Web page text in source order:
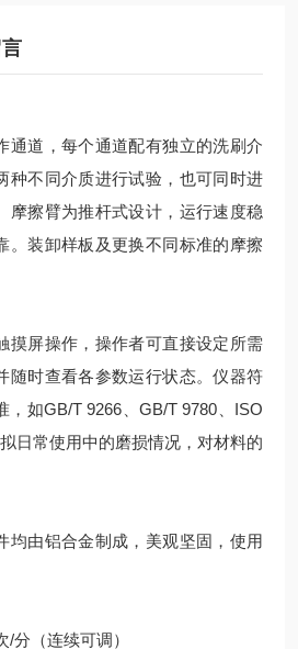
道，每个通道配有独立的洗刷介
种不同介质进行试验，也可同时进
摩擦臂为推杆式设计，运行速度稳
。装卸样板及更换不同标准的摩擦
屏操作，操作者可直接设定所需
随时查看各参数运行状态。仪器符
，如GB/T 9266、GB/T 9780、ISO
日常使用中的磨损情况，对材料的
由铝合金制成，美观坚固，使用
（连续可调）